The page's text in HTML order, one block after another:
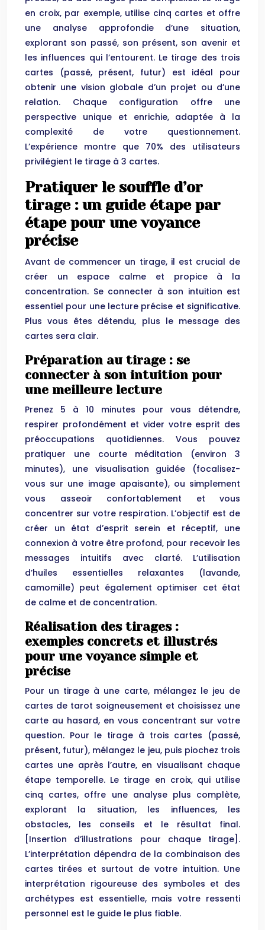
en croix, par exemple, utilise cinq cartes et offre
une analyse approfondie d’une situation,
explorant son passé, son présent, son avenir et
les influences qui l’entourent. Le tirage des trois
cartes (passé, présent, futur) est idéal pour
obtenir une vision globale d’un projet ou d’une
relation. Chaque configuration offre une
perspective unique et enrichie, adaptée à la
complexité de votre questionnement.
L’expérience montre que 70% des utilisateurs
privilégient le tirage à 3 cartes.
Pratiquer le souffle d’or
tirage : un guide étape par
étape pour une voyance
précise
Avant de commencer un tirage, il est crucial de
créer un espace calme et propice à la
concentration. Se connecter à son intuition est
essentiel pour une lecture précise et significative.
Plus vous êtes détendu, plus le message des
cartes sera clair.
Préparation au tirage : se
connecter à son intuition pour
une meilleure lecture
Prenez 5 à 10 minutes pour vous détendre,
respirer profondément et vider votre esprit des
préoccupations quotidiennes. Vous pouvez
pratiquer une courte méditation (environ 3
minutes), une visualisation guidée (focalisez-
vous sur une image apaisante), ou simplement
vous asseoir confortablement et vous
concentrer sur votre respiration. L’objectif est de
créer un état d’esprit serein et réceptif, une
connexion à votre être profond, pour recevoir les
messages intuitifs avec clarté. L’utilisation
d’huiles essentielles relaxantes (lavande,
camomille) peut également optimiser cet état
de calme et de concentration.
Réalisation des tirages :
exemples concrets et illustrés
pour une voyance simple et
précise
Pour un tirage à une carte, mélangez le jeu de
cartes de tarot soigneusement et choisissez une
carte au hasard, en vous concentrant sur votre
question. Pour le tirage à trois cartes (passé,
présent, futur), mélangez le jeu, puis piochez trois
cartes une après l’autre, en visualisant chaque
étape temporelle. Le tirage en croix, qui utilise
cinq cartes, offre une analyse plus complète,
explorant la situation, les influences, les
obstacles, les conseils et le résultat final.
[Insertion d’illustrations pour chaque tirage].
L’interprétation dépendra de la combinaison des
cartes tirées et surtout de votre intuition. Une
interprétation rigoureuse des symboles et des
archétypes est essentielle, mais votre ressenti
personnel est le guide le plus fiable.